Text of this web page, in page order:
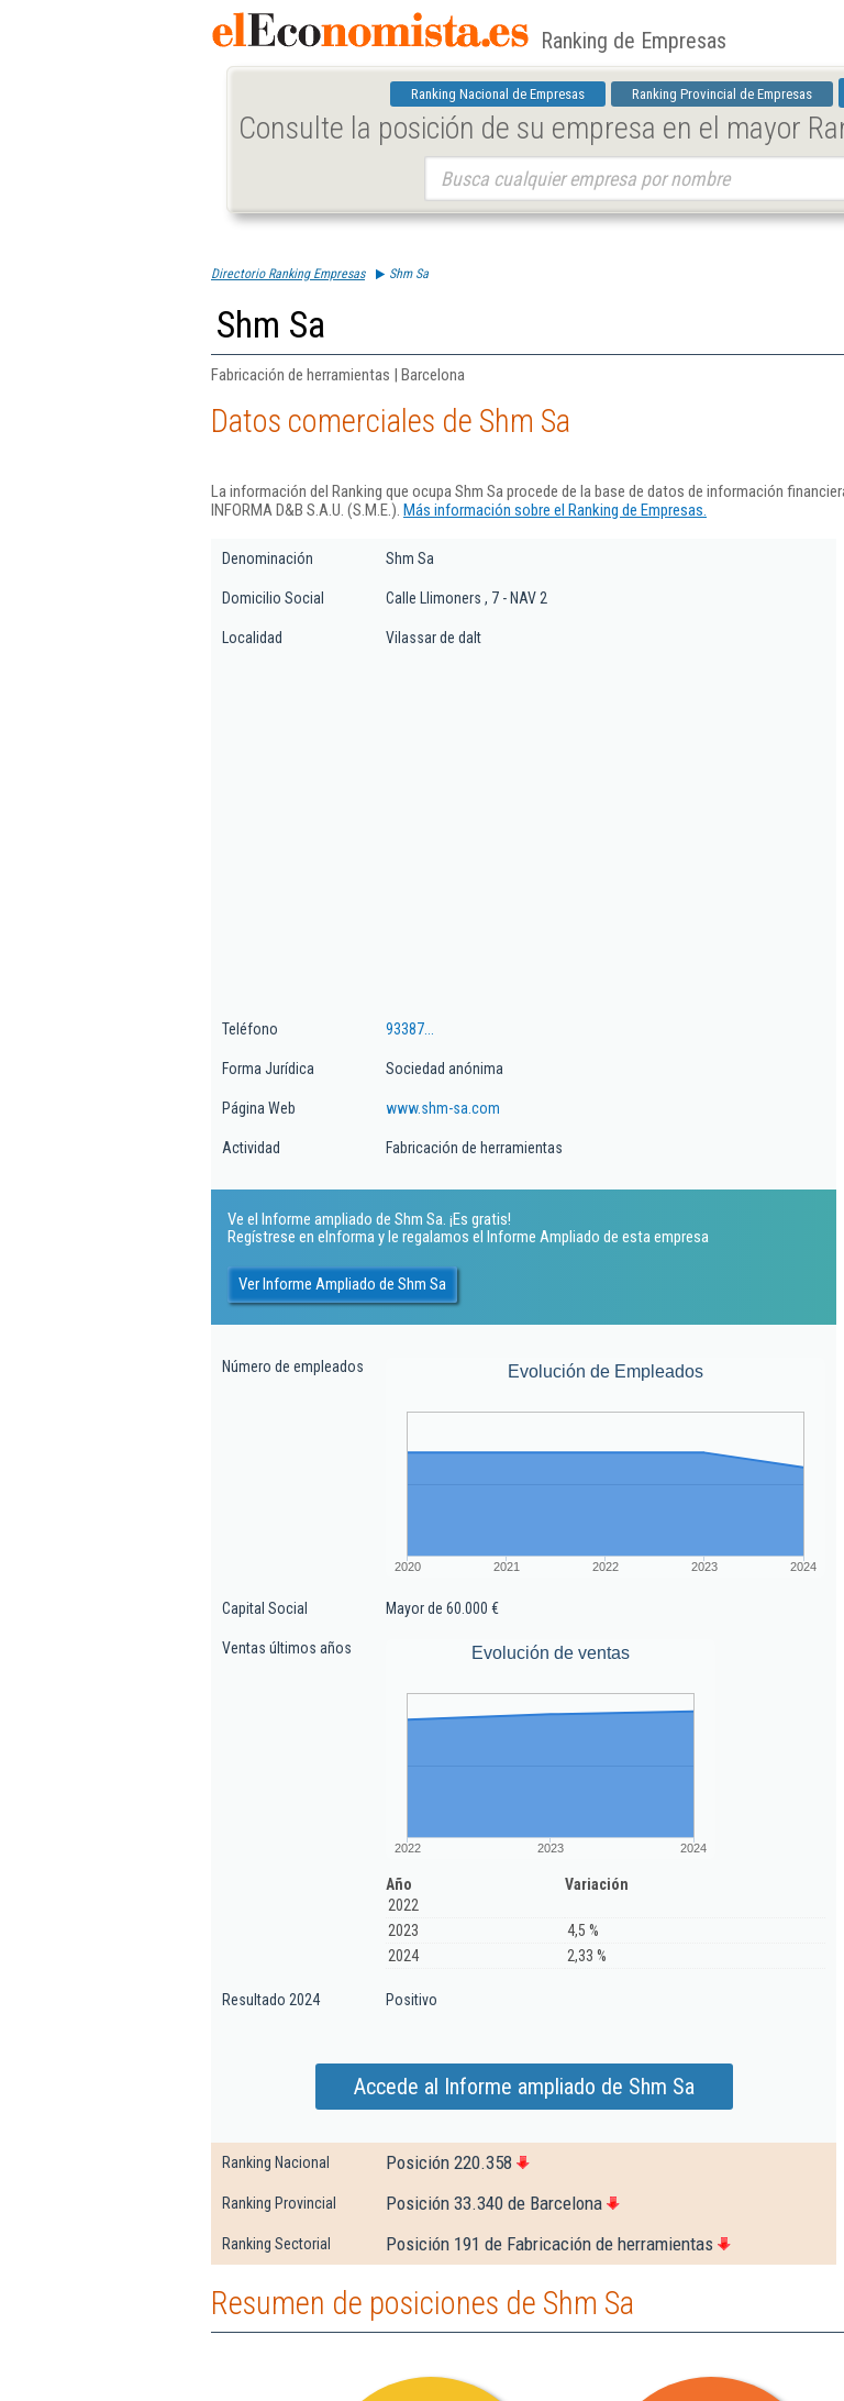
Ranking de Empresas
Ranking Nacional de Empresas Ranking Provincial de Empresas
Consulte la posición de su empresa en el mayor
Directorio Ranking Empresas Shm Sa
Shm Sa
Fabricación de herramientas | Barcelona
Datos comerciales de Shm Sa
La información del Ranking que ocupa Shm Sa procede de la base de datos de información
INFORMA D&B S.A.U. (S.M.E.). Más información sobre el Ranking de Empresas.
Denominación Shm Sa
Domicilio Social Calle Llimoners , 7 - NAV 2
Localidad Vilassar de dalt
Teléfono 93387...
Forma Jurídica Sociedad anónima
Página Web www.shm-sa.com
Actividad Fabricación de herramientas
Ve el Informe ampliado de Shm Sa. ¡Es gratis!
Regístrese en eInforma y le regalamos el Informe Ampliado de esta empresa
Ver Informe Ampliado de Shm Sa
Número de empleados Evolución de Empleados
2020 2021 2022 2023 2024
Capital Social Mayor de 60.000 €
Ventas últimos años Evolución de ventas
2022 2023 2024
Año
Variación
2022
2023
4,5 %
2024
2,33 %
Resultado 2024 Positivo
Accede al Informe ampliado de Shm Sa
Ranking Nacional Posición 220.358
Ranking Provincial Posición 33.340 de Barcelona
Ranking Sectorial Posición 191 de Fabricación de herramientas
Resumen de posiciones de Shm Sa